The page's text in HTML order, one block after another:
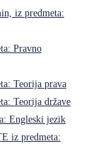
iz predmeta:
Pravno
Teorija prava
Teorija države
Engleski jezik
iz predmeta: